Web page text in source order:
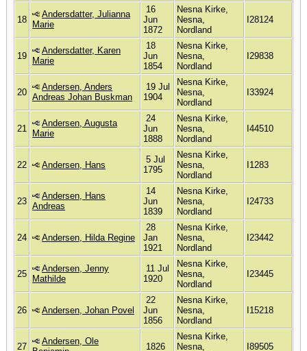
18
Andersdatter, Julianna
Marie
16
Jun
1872
Nesna Kirke,
Nesna,
Nordland
I28124
19
Andersdatter, Karen
Marie
18
Jun
1854
Nesna Kirke,
Nesna,
Nordland
I29838
20
Andersen, Anders
Andreas Johan Buskman
19 Jul
1904
Nesna Kirke,
Nesna,
Nordland
I33924
21
Andersen, Augusta
Marie
24
Jun
1888
Nesna Kirke,
Nesna,
Nordland
I44510
22 Andersen, Hans
5 Jul
1795
Nesna Kirke,
Nesna,
Nordland
I1283
23
Andersen, Hans
Andreas
14
Jun
1839
Nesna Kirke,
Nesna,
Nordland
I24733
24 Andersen, Hilda Regine
28
Jan
1921
Nesna Kirke,
Nesna,
Nordland
I23442
25
Andersen, Jenny
Mathilde
11 Jul
1920
Nesna Kirke,
Nesna,
Nordland
I23445
26 Andersen, Johan Povel
22
Jun
1856
Nesna Kirke,
Nesna,
Nordland
I15218
27
Andersen, Ole
1826
Nesna Kirke,
Nesna,
I89505